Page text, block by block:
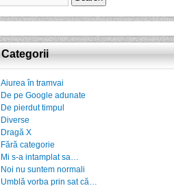
Categorii
Aiurea în tramvai
De pe Google adunate
De pierdut timpul
Diverse
Dragă X
Fără categorie
Mi s-a intamplat sa…
Noi nu suntem normali
Umblă vorba prin sat că…